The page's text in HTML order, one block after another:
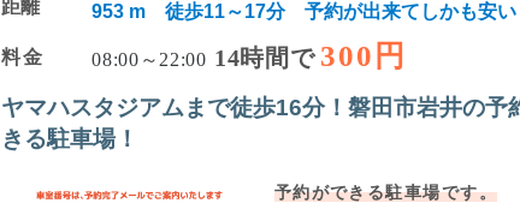
距離 953 m 徒歩11～17分 予約が出来てしかも安い
料金 08:00～22:00 14時間で 300円
ヤマハスタジアムまで徒歩16分！磐田市岩井の予
きる駐車場！
予約ができる駐車場です。